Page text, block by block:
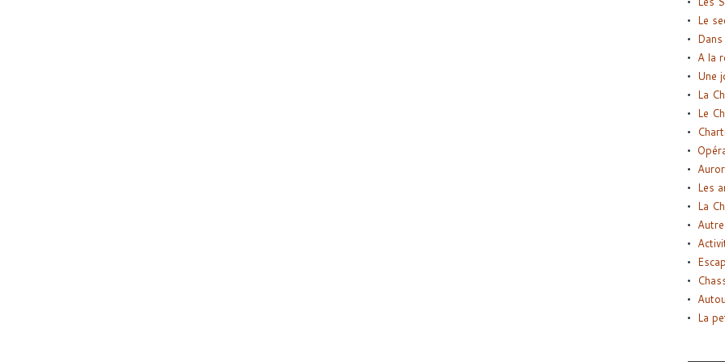
Le
A la
Une
La
Le
Les
La
La